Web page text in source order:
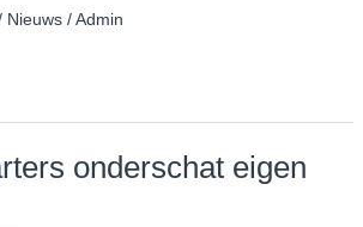
Nieuws/Admin
onderschat eigen